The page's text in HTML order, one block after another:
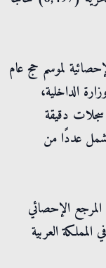
لموسم حج عام
الداخلية،
سجلات دقيقة
عددًا من
الإحصائي
المملكة العربية